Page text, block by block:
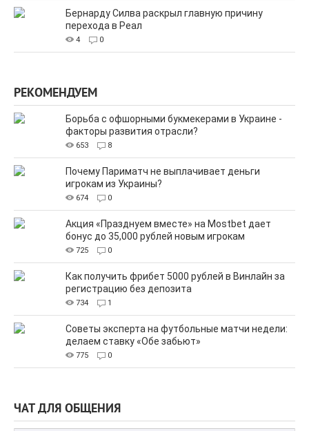
Бернарду Силва раскрыл главную причину
перехода в Реал
4 0
РЕКОМЕНДУЕМ
Борьба с офшорными букмекерами в Украине -
факторы развития отрасли?
653 8
Почему Париматч не выплачивает деньги
игрокам из Украины?
674 0
Акция «Празднуем вместе» на Mostbet дает
бонус до 35,000 рублей новым игрокам
725 0
Как получить фрибет 5000 рублей в Винлайн за
регистрацию без депозита
734 1
Советы эксперта на футбольные матчи недели:
делаем ставку «Обе забьют»
775 0
ЧАТ ДЛЯ ОБЩЕНИЯ